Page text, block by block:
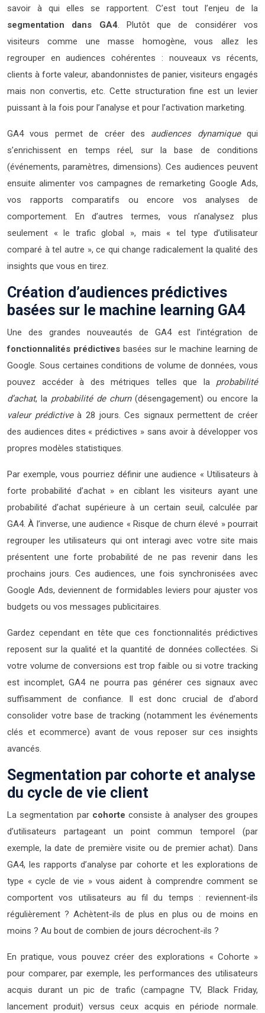
savoir à qui elles se rapportent. C’est tout l’enjeu de la
segmentation dans GA4. Plutôt que de considérer vos
visiteurs comme une masse homogène, vous allez les
regrouper en audiences cohérentes : nouveaux vs récents,
clients à forte valeur, abandonnistes de panier, visiteurs engagés
mais non convertis, etc. Cette structuration fine est un levier
puissant à la fois pour l’analyse et pour l’activation marketing.
GA4 vous permet de créer des audiences dynamiquequi
s’enrichissent en temps réel, sur la base de conditions
(événements, paramètres, dimensions). Ces audiences peuvent
ensuite alimenter vos campagnes de remarketing Google Ads,
vos rapports comparatifs ou encore vos analyses de
comportement. En d’autres termes, vous n’analysez plus
seulement « le trafic global », mais « tel type d’utilisateur
comparé à tel autre », ce qui change radicalement la qualité des
insights que vous en tirez.
Création d’audiences prédictives
basées sur le machine learning GA4
Une des grandes nouveautés de GA4 est l’intégration de
fonctionnalités prédictives basées sur le machine learning de
Google. Sous certaines conditions de volume de données, vous
pouvez accéder à des métriques telles que la probabilité
d’achat, la probabilité de churn(désengagement) ou encore la
valeur prédictiveà 28 jours. Ces signaux permettent de créer
des audiences dites « prédictives » sans avoir à développer vos
propres modèles statistiques.
Par exemple, vous pourriez définir une audience « Utilisateurs à
forte probabilité d’achat » en ciblant les visiteurs ayant une
probabilité d’achat supérieure à un certain seuil, calculée par
GA4. À l’inverse, une audience « Risque de churn élevé » pourrait
regrouper les utilisateurs qui ont interagi avec votre site mais
présentent une forte probabilité de ne pas revenir dans les
prochains jours. Ces audiences, une fois synchronisées avec
Google Ads, deviennent de formidables leviers pour ajuster vos
budgets ou vos messages publicitaires.
Gardez cependant en tête que ces fonctionnalités prédictives
reposent sur la qualité et la quantité de données collectées. Si
votre volume de conversions est trop faible ou si votre tracking
est incomplet, GA4 ne pourra pas générer ces signaux avec
suffisamment de confiance. Il est donc crucial de d’abord
consolider votre base de tracking (notamment les événements
clés et ecommerce) avant de vous reposer sur ces insights
avancés.
Segmentation par cohorte et analyse
du cycle de vie client
La segmentation par cohorte consiste à analyser des groupes
d’utilisateurs partageant un point commun temporel (par
exemple, la date de première visite ou de premier achat). Dans
GA4, les rapports d’analyse par cohorte et les explorations de
type « cycle de vie » vous aident à comprendre comment se
comportent vos utilisateurs au fil du temps : reviennent-ils
régulièrement ? Achètent-ils de plus en plus ou de moins en
moins ? Au bout de combien de jours décrochent-ils ?
En pratique, vous pouvez créer des explorations « Cohorte »
pour comparer, par exemple, les performances des utilisateurs
acquis durant un pic de trafic (campagne TV, Black Friday,
lancement produit) versus ceux acquis en période normale.